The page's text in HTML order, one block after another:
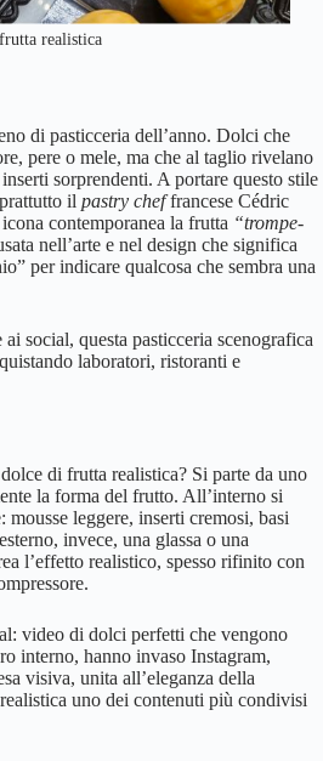
frutta realistica
di pasticceria dell’anno. Dolci che
pere o mele, ma che al taglio rivelano
sorprendenti. A portare questo stile
il pastry cheffrancese Cédric
contemporanea la frutta “trompe-
nell’arte e nel design che significa
per indicare qualcosa che sembra una
social, questa pasticceria scenografica
laboratori, ristoranti e
di frutta realistica? Si parte da uno
la forma del frutto. All’interno si
mousse leggere, inserti cremosi, basi
invece, una glassa o una
l’effetto realistico, spesso rifinito con
video di dolci perfetti che vengono
interno, hanno invaso Instagram,
visiva, unita all’eleganza della
uno dei contenuti più condivisi